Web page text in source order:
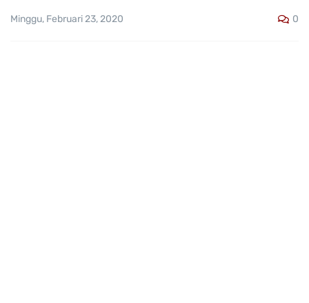
Minggu, Februari 23, 2020 0